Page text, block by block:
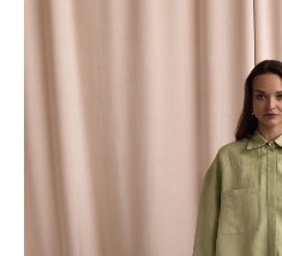
PINTEREST
ВКОНТАКТЕ
ВОЗВРАТ ТОВАРА
РАЗМЕРНАЯ СЕТКА
КОНТАКТЫ